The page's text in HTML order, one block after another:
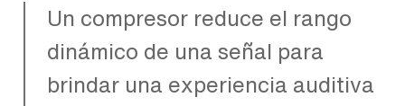
Un compresor reduce el rango
dinámico de una señal para
brindar una experiencia auditiva